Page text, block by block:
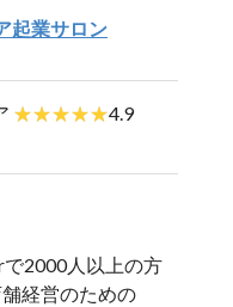
起業サロン
4.9
2000人以上の方
経営のための